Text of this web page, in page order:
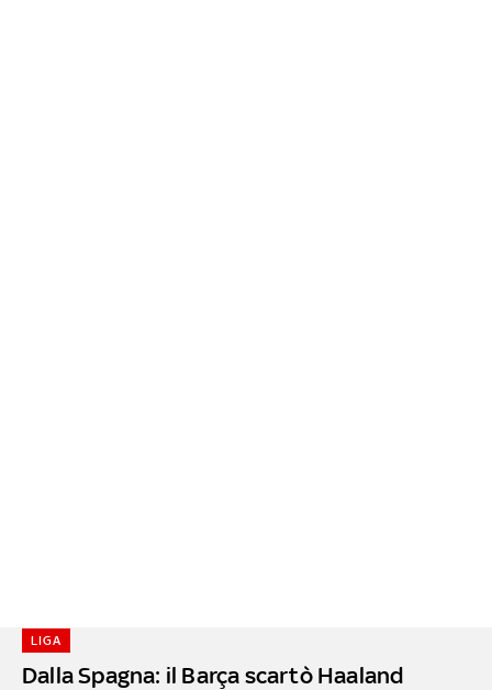
Dalla Spagna: il Barça scartò Haaland
LIGA